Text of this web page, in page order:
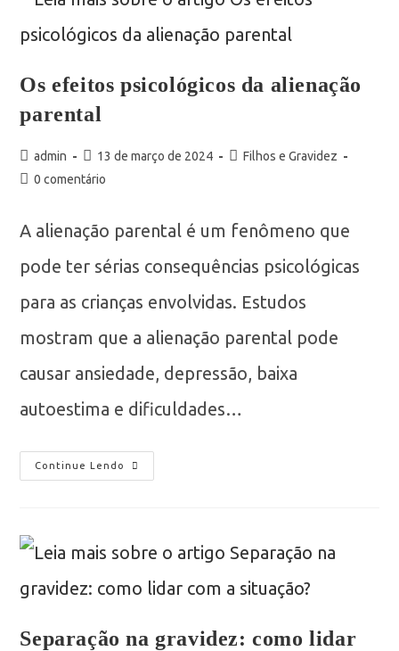
Os efeitos psicológicos da alienação
parental
admin 13 de março de 2024
Filhos e Gravidez
0 comentário
A alienação parental é um fenômeno que
pode ter sérias consequências psicológicas
para as crianças envolvidas. Estudos
mostram que a alienação parental pode
causar ansiedade, depressão, baixa
autoestima e dificuldades…
Continue Lendo
Separação na gravidez: como lidar